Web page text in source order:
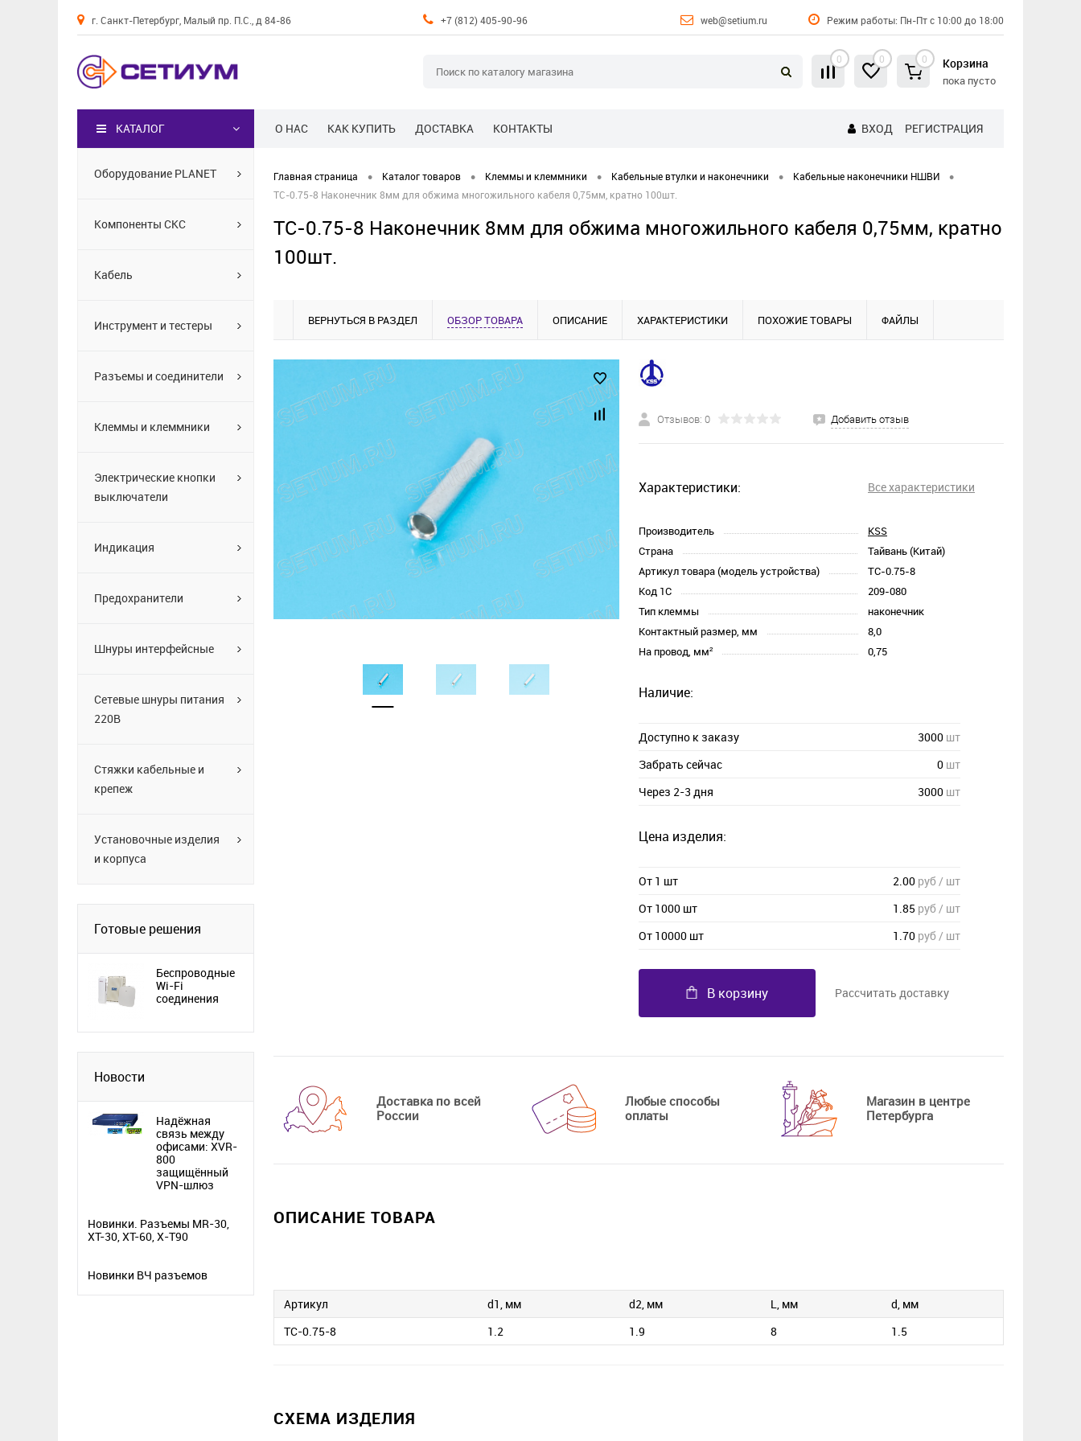
г. Санкт-Петербург, Малый пр. П.С., д 84-86 +7 (812) 405-90-96 web@setium.ru Режим работы: Пн-Пт с 10:00 до 18:00
0 0 0 Корзина
пока пусто
О НАС КАК КУПИТЬ ДОСТАВКА КОНТАКТЫ ВХОД РЕГИСТРАЦИЯ
КАТАЛОГ
Оборудование PLANET
Компоненты СКС
Кабель
Инструмент и тестеры
Разъемы и соединители
Клеммы и клеммники
Электрические кнопки
выключатели
Индикация
Предохранители
Шнуры интерфейсные
Сетевые шнуры питания
220В
Стяжки кабельные и
крепеж
Установочные изделия
и корпуса
Готовые решения
Беспроводные
Wi-Fi
соединения
Новости
Надёжная
связь между
офисами: XVR-
800
защищённый
VPN-шлюз
Новинки. Разъемы MR-30,
XT-30, XT-60, X-T90
Новинки ВЧ разъемов
Главная страница • Каталог товаров • Клеммы и клеммники • Кабельные втулки и наконечники • Кабельные наконечники НШВИ •
TC-0.75-8 Наконечник 8мм для обжима многожильного кабеля 0,75мм, кратно 100шт.
TC-0.75-8 Наконечник 8мм для обжима многожильного кабеля 0,75мм, кратно
100шт.
ВЕРНУТЬСЯ В РАЗДЕЛ ОБЗОР ТОВАРА ОПИСАНИЕ ХАРАКТЕРИСТИКИ ПОХОЖИЕ ТОВАРЫ ФАЙЛЫ
Отзывов: 0 Добавить отзыв
Характеристики: Все характеристики
Производитель
KSS
Страна
Тайвань (Китай)
Артикул товара (модель устройства)
TC-0.75-8
Код 1С
209-080
Тип клеммы
наконечник
Контактный размер, мм
8,0
На провод, мм²
0,75
Наличие:
Доступно к заказу 3000 шт
Забрать сейчас
0 шт
Через 2-3 дня
3000 шт
Цена изделия:
От 1 шт 2.00 руб / шт
От 1000 шт
1.85 руб / шт
От 10000 шт
1.70 руб / шт
В корзину Рассчитать доставку
Доставка по всей
России
Любые способы
оплаты
Магазин в центре
Петербурга
ОПИСАНИЕ ТОВАРА
Артикул d1, мм d2, мм L, мм
d, мм
TC-0.75-8
1.2 1.9 8 1.5
СХЕМА ИЗДЕЛИЯ